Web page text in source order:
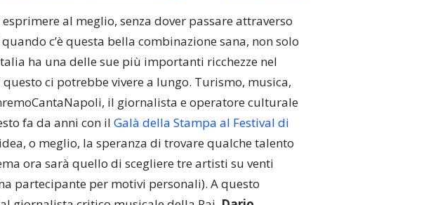
al meglio, senza dover passare attraverso
c’è questa bella combinazione sana, non solo
ha una delle sue più importanti ricchezze nel
ci potrebbe vivere a lungo. Turismo, musica,
il giornalista e operatore culturale
fa da anni con il Galà della Stampa al Festival di
o meglio, la speranza di trovare qualche talento
ora sarà quello di scegliere tre artisti su venti
partecipante per motivi personali). A questo